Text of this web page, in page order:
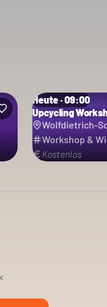
Heute · 09:00
Upcycling
Wolfdietrich-
Workshop &
Kostenlos